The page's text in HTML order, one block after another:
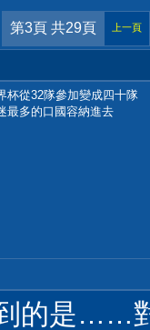
第3頁 共29頁 上一頁
杯從32隊參加變成四十隊
最多的口國容納進去
的是……